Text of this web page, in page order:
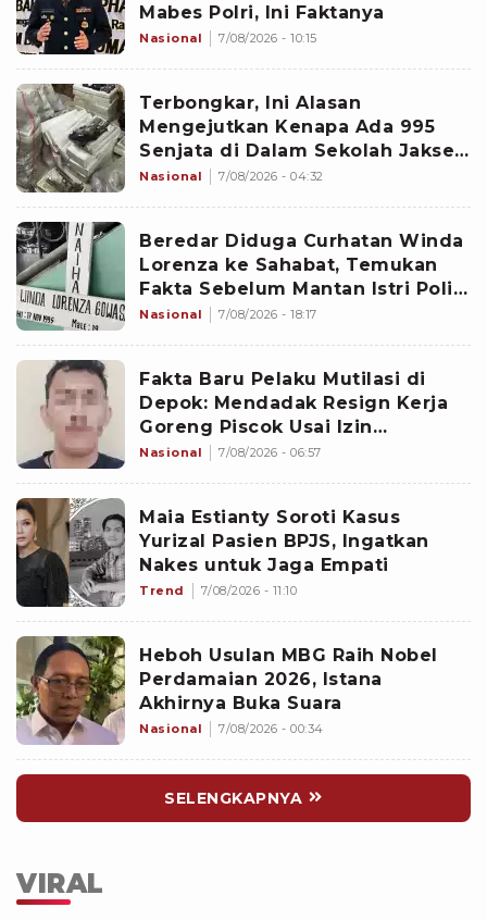
Mabes Polri, Ini Faktanya
Nasional 7/08/2026 - 10:15
Terbongkar, Ini Alasan
Mengejutkan Kenapa Ada 995
Senjata di Dalam Sekolah Jaksel
Sejak 2020
Nasional 7/08/2026 - 04:32
Beredar Diduga Curhatan Winda
Lorenza ke Sahabat, Temukan
Fakta Sebelum Mantan Istri Polisi
di Medan Tewas
Nasional 7/08/2026 - 18:17
Fakta Baru Pelaku Mutilasi di
Depok: Mendadak Resign Kerja
Goreng Piscok Usai Izin
Interview di Mal
Nasional 7/08/2026 - 06:57
Maia Estianty Soroti Kasus
Yurizal Pasien BPJS, Ingatkan
Nakes untuk Jaga Empati
Trend 7/08/2026 - 11:10
Heboh Usulan MBG Raih Nobel
Perdamaian 2026, Istana
Akhirnya Buka Suara
Nasional 7/08/2026 - 00:34
SELENGKAPNYA
VIRAL